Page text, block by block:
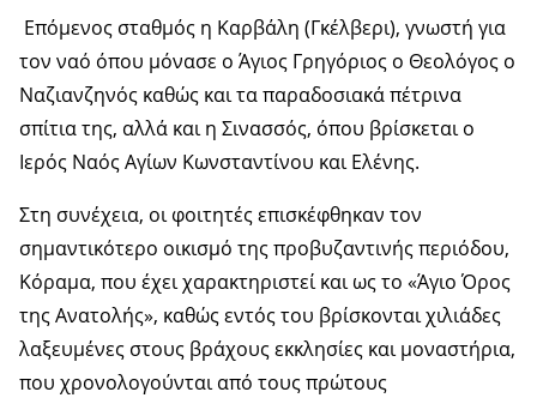
Επόμενος σταθμός η Καρβάλη (Γκέλβερι), γνωστή για
τον ναό όπου μόνασε ο Άγιος Γρηγόριος ο Θεολόγος ο
Ναζιανζηνός καθώς και τα παραδοσιακά πέτρινα
σπίτια της, αλλά και η Σινασσός, όπου βρίσκεται ο
Ιερός Ναός Αγίων Κωνσταντίνου και Ελένης.
Στη συνέχεια, οι φοιτητές επισκέφθηκαν τον
σημαντικότερο οικισμό της προβυζαντινής περιόδου,
Κόραμα, που έχει χαρακτηριστεί και ως το «Άγιο Όρος
της Ανατολής», καθώς εντός του βρίσκονται χιλιάδες
λαξευμένες στους βράχους εκκλησίες και μοναστήρια,
που χρονολογούνται από τους πρώτους